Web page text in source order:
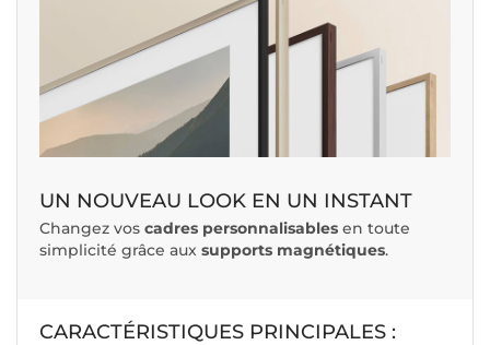
UN NOUVEAU LOOK EN UN INSTANT
Changez vos cadres personnalisables en toute
simplicité grâce aux supports magnétiques.
CARACTÉRISTIQUES PRINCIPALES :